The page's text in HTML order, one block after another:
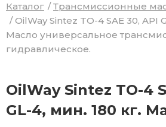
Каталог / Трансмиссионные
/ OilWay Sintez TO-4 SAE 30, API
Масло универсальное
гидравлическое.
OilWay Sintez TO-4
GL-4, мин. 180 кг.